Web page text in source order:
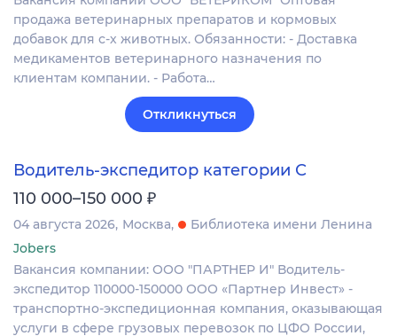
продажа ветеринарных препаратов и кормовых
добавок для с-х животных. Обязанности: - Доставка
медикаментов ветеринарного назначения по
клиентам компании. - Работа…
Откликнуться
Водитель-экспедитор категории С
110 000–150 000 ₽
04 августа 2026 Москва
Библиотека имени Ленина
Jobers
Вакансия компании: ООО "ПАРТНЕР И" Водитель-
экспедитор 110000-150000 ООО «Партнер Инвест» -
транспортно-экспедиционная компания, оказывающая
услуги в сфере грузовых перевозок по ЦФО России,